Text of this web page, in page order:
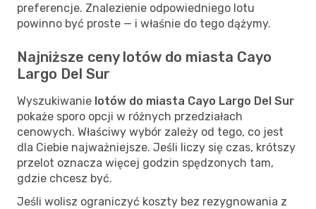
preferencje. Znalezienie odpowiedniego lotu
powinno być proste — i właśnie do tego dążymy.
Najniższe ceny lotów do miasta Cayo
Largo Del Sur
Wyszukiwanie lotów do miasta Cayo Largo Del Sur
pokaże sporo opcji w różnych przedziałach
cenowych. Właściwy wybór zależy od tego, co jest
dla Ciebie najważniejsze. Jeśli liczy się czas, krótszy
przelot oznacza więcej godzin spędzonych tam,
gdzie chcesz być.
Jeśli wolisz ograniczyć koszty bez rezygnowania z